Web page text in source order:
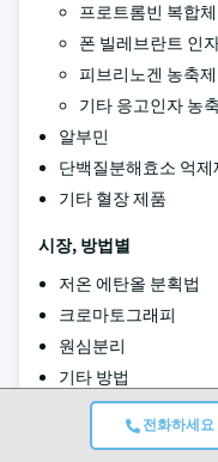
전화하세요
프로트롬빈 복합
폰 빌레브란트 인
피브리노겐 농축제
기타 응고인자 농
알부민
단백질분해효소 억제
기타 혈장 제품
시장, 방법별
저온 에탄올 분획법
크로마토그래피
원심분리
기타 방법
시장, 용도별